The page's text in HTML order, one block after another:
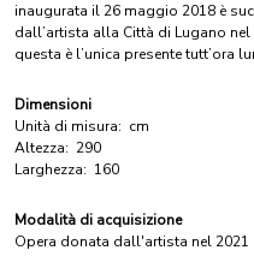
inaugurata il 26 maggio 2018 è
dall’artista alla Città di Lugano
questa è l’unica presente tutt’ora
Dimensioni
Unità di misura: cm
Altezza: 290
Larghezza: 160
Modalità di acquisizione
Opera donata dall'artista nel 2021